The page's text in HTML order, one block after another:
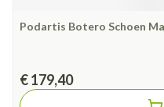
Podartis Botero Schoen
€ 179,40